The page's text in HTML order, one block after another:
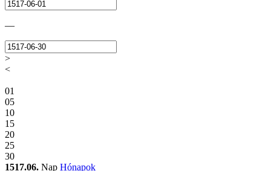
—
>
<
01
05
10
15
20
25
30
1517.06. Nap Hónapok